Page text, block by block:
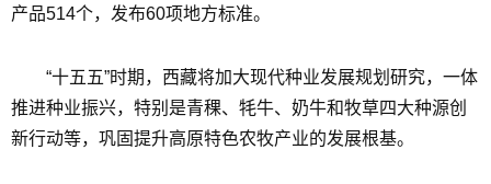
产品514个，发布60项地方标准。
“十五五”时期，西藏将加大现代种业发展规划研究，一体
推进种业振兴，特别是青稞、牦牛、奶牛和牧草四大种源创
新行动等，巩固提升高原特色农牧产业的发展根基。